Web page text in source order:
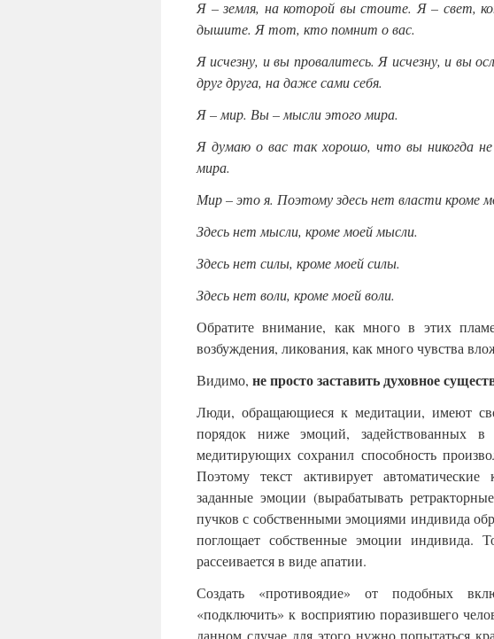
Я – земля, на которой вы стоите. Я – свет,
дышите. Я тот, кто помнит о вас.
Я исчезну, и вы провалитесь. Я исчезну, и вы
друг друга, на даже сами себя.
Я – мир. Вы – мысли этого мира.
Я думаю о вас так хорошо, что вы никогда
мира.
Мир – это я. Поэтому здесь нет власти кроме
Здесь нет мысли, кроме моей мысли.
Здесь нет силы, кроме моей силы.
Здесь нет воли, кроме моей воли.
Обратите внимание, как много в этих
возбуждения, ликования, как много чувства
Видимо, не просто заставить духовное
Люди, обращающиеся к медитации, имеют
порядок ниже эмоций, задействованных
медитирующих сохранил способность
Поэтому текст активирует
заданные эмоции (вырабатывать
пучков с собственными эмоциями индивида
поглощает собственные эмоции индивида.
рассеивается в виде апатии.
Создать «противоядие» от подобных
«подключить» к восприятию поразившего